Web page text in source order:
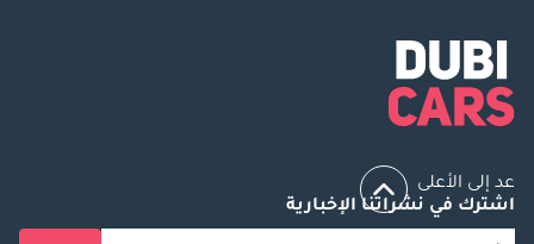
عد إلى الأعلى
اشترك في نشراتنا الإخبارية